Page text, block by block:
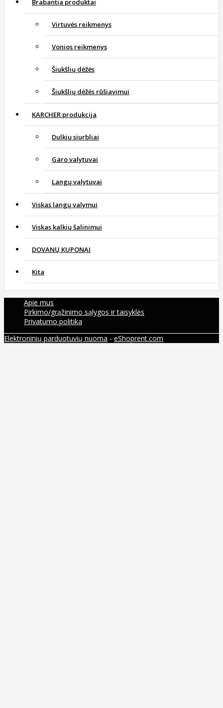
Brabantia produktai
Virtuvės reikmenys
Vonios reikmenys
Šiukšlių dėžės
Šiukšlių dėžės rūšiavimui
KARCHER produkcija
Dulkių siurbliai
Garo valytuvai
Langų valytuvai
Viskas langų valymui
Viskas kalkių šalinimui
DOVANŲ KUPONAI
Kita
Apie mus
Pirkimo/grąžinimo sąlygos ir taisyklės
Privatumo politika
Elektroninių parduotuvių nuoma - eShoprent.com